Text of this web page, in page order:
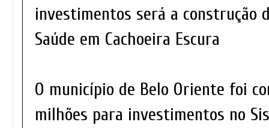
investimentos será a construção
Saúde em Cachoeira Escura
O município de Belo Oriente foi
milhões para investimentos no